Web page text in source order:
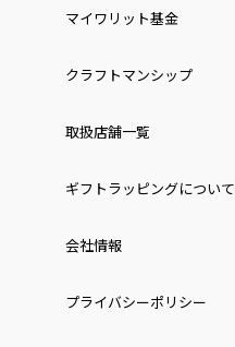
マイワリット基金
クラフトマンシップ
取扱店舗一覧
ギフトラッピングについて
会社情報
プライバシーポリシー